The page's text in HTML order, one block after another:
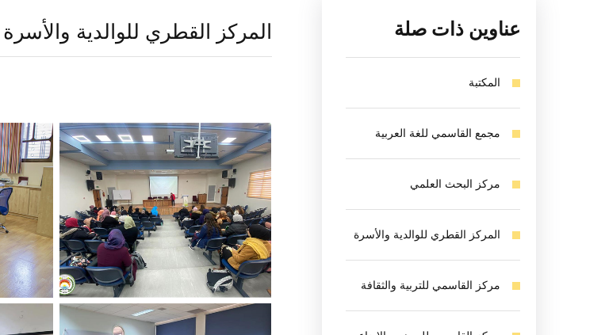
عناوين ذات صلة
المكتبة
مجمع القاسمي للغة العربية
مركز البحث العلمي
المركز القطري للوالدية والأسرة
مركز القاسمي للتربية والثقافة
المركز القطري للوالدية والأسرة